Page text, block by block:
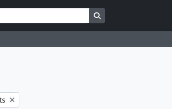
Search in browse page